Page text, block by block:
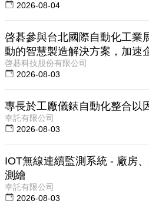
2026-08-04
啓碁參與台北國際自動化工業
動的智慧製造解決方案，加速
啓碁科技股份有限公司
2026-08-03
專長於工廠儀錶自動化整合以
幸託有限公司
2026-08-03
IOT無線連續監測系統 - 廠房
測繪
幸託有限公司
2026-08-03